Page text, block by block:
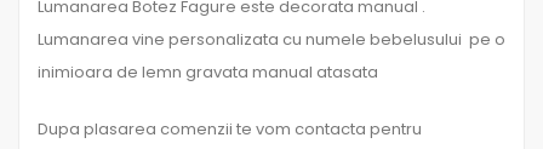
Lumanarea Botez Fagure este decorata manual .
Lumanarea vine personalizata cu numele bebelusului pe o
inimioara de lemn gravata manual atasata
Dupa plasarea comenzii te vom contacta pentru